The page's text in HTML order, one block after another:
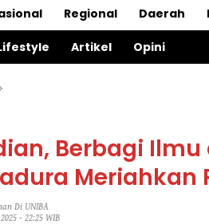
Regional Daerah
Artikel Opini
Berbagi Ilmu
Meriahkan
Di UNIBA
- 22:25 WIB